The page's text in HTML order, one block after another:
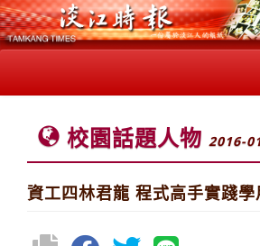
校園話題人物 2016-
資工四林君龍 程式高手實踐學